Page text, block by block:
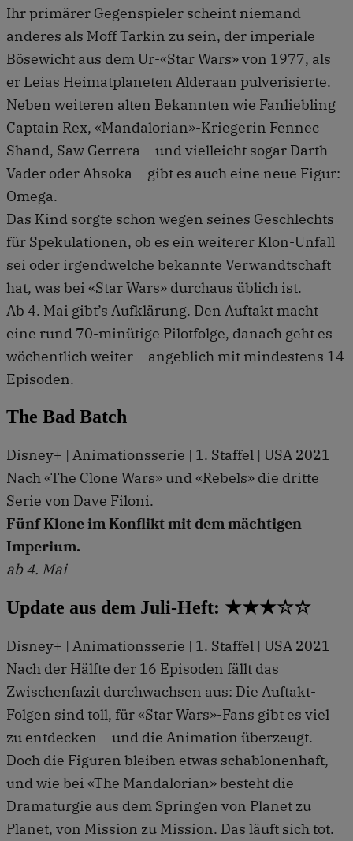
Ihr primärer Gegenspieler scheint niemand
anderes als Moff Tarkin zu sein, der imperiale
Bösewicht aus dem Ur-«Star Wars» von 1977, als
er Leias Heimatplaneten Alderaan pulverisierte.
Neben weiteren alten Bekannten wie Fanliebling
Captain Rex, «Mandalorian»-Kriegerin Fennec
Shand, Saw Gerrera – und vielleicht sogar Darth
Vader oder Ahsoka – gibt es auch eine neue Figur:
Omega.
Das Kind sorgte schon wegen seines Geschlechts
für Spekulationen, ob es ein weiterer Klon-Unfall
sei oder irgendwelche bekannte Verwandtschaft
hat, was bei «Star Wars» durchaus üblich ist.
Ab 4. Mai gibt’s Aufklärung. Den Auftakt macht
eine rund 70-minütige Pilotfolge, danach geht es
wöchentlich weiter – angeblich mit mindestens 14
Episoden.
The Bad Batch
Disney+ | Animationsserie | 1. Staffel | USA 2021
Nach «The Clone Wars» und «Rebels» die dritte
Serie von Dave Filoni.
Fünf Klone im Konflikt mit dem mächtigen
Imperium.
ab 4. Mai
Update aus dem Juli-Heft: ★★★☆☆
Disney+ | Animationsserie | 1. Staffel | USA 2021
Nach der Hälfte der 16 Episoden fällt das
Zwischenfazit durchwachsen aus: Die Auftakt-
Folgen sind toll, für «Star Wars»-Fans gibt es viel
zu entdecken – und die Animation überzeugt.
Doch die Figuren bleiben etwas schablonenhaft,
und wie bei «The Mandalorian» besteht die
Dramaturgie aus dem Springen von Planet zu
Planet, von Mission zu Mission. Das läuft sich tot.